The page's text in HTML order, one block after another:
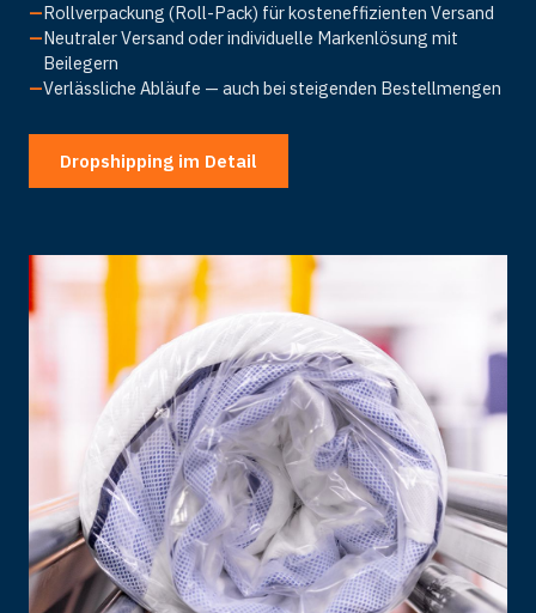
—Rollverpackung (Roll-Pack) für kosteneffizienten Versand
—Neutraler Versand oder individuelle Markenlösung mit
Beilegern
—Verlässliche Abläufe — auch bei steigenden Bestellmengen
Dropshipping im Detail